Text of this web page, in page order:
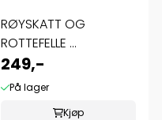
RØYSKATT OG
ROTTEFELLE ...
249,-
På lager
Kjøp